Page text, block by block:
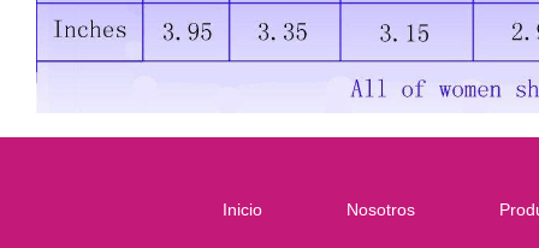
Inicio Nosotros